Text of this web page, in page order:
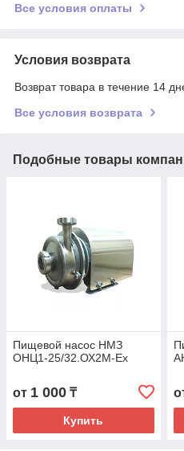
Все условия оплаты
Условия возврата
Возврат товара в течение 14
Все условия возврата
Подобные товары
Пищевой насос НМЗ
ОНЦ1-25/32.ОХ2М-Ех
от 1 000 ₸
Купить